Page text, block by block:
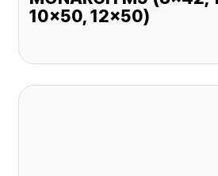
10x50, 12x50)